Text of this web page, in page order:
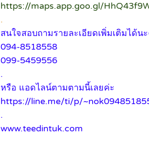
https://maps.app.goo.gl/
.
สนใจสอบถามรายละเอียดเพิ่มเติมได้น
094-8518558
099-5459556
.
หรือ แอดไลน์ตามตามนี้เลยค่ะ
https://line.me/ti/p/
.
www.teedintuk.com